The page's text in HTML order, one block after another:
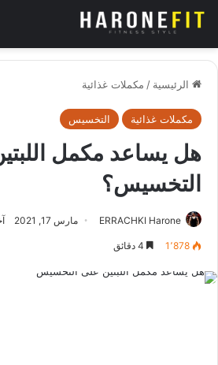
الرئيسية / مكملات غذائية
مكملات غذائية التخسيس
هل يساعد مكمل
التخسيس؟
ERRACHKI Harone مارس 17, 2021
1٬878